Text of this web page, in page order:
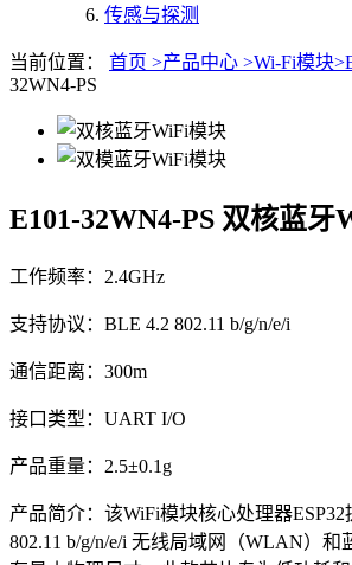
传感与探测
当前位置： 首页 >产品中心 >Wi-Fi模块>
32WN4-PS
E101-32WN4-PS 双核蓝牙
工作频率：2.4GHz
支持协议：BLE 4.2 802.11 b/g/n/e/i
通信距离：300m
接口类型：UART I/O
产品重量：2.5±0.1g
产品简介：该WiFi模块核心处理器
802.11 b/g/n/e/i 无线局域网（WLAN）和